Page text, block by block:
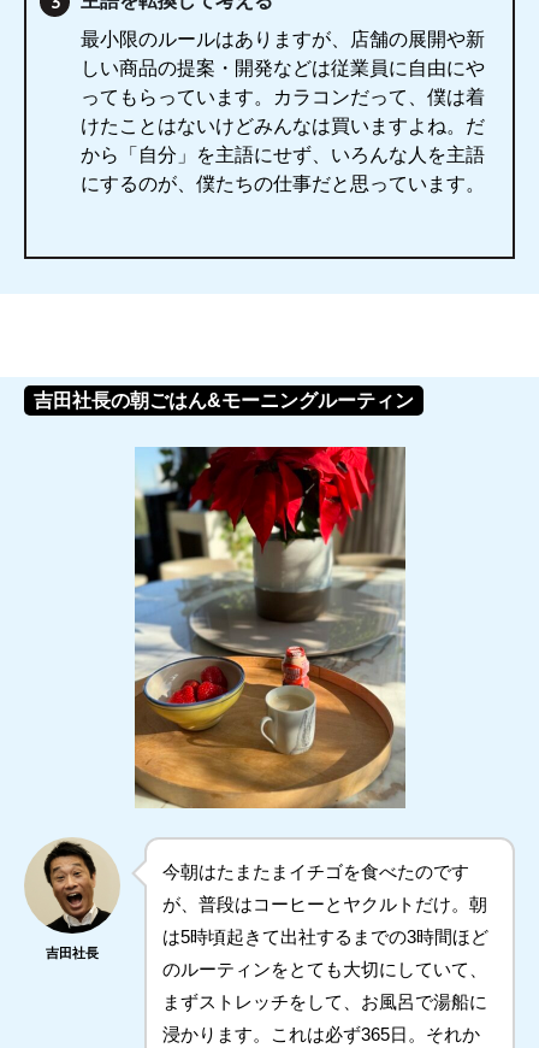
最小限のルールはありますが、店舗の展開や新
しい商品の提案・開発などは従業員に自由にや
ってもらっています。カラコンだって、僕は着
けたことはないけどみんなは買いますよね。だ
から「自分」を主語にせず、いろんな人を主語
にするのが、僕たちの仕事だと思っています。
吉田社長の朝ごはん&モーニングルーティン
吉田社長
今朝はたまたまイチゴを食べたのです
が、普段はコーヒーとヤクルトだけ。朝
は5時頃起きて出社するまでの3時間ほど
のルーティンをとても大切にしていて、
まずストレッチをして、お風呂で湯船に
浸かります。これは必ず365日。それか